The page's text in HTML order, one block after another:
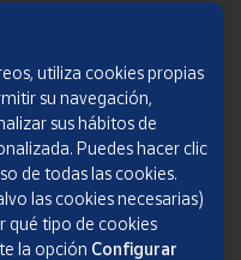
utiliza cookies propias
su navegación,
sus hábitos de
Puedes hacer clic
de todas las cookies.
las cookies necesarias)
qué tipo de cookies
la opción Configurar